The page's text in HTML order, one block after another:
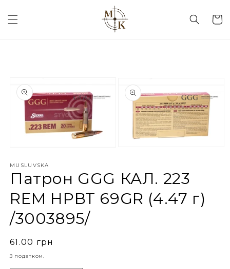
кошик
MUSLUVSKA
Патрон GGG КАЛ. 223
REM HPBT 69GR (4.47 г)
/3003895/
61.00 грн
З податком.